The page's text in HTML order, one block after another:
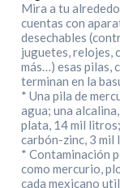
Mira a tu
cuentas con
desechables
juguetes, relojes,
más…) esas pilas,
terminan en la
* Una pila de
agua; una
plata, 14 mil
carbón-zinc, 3 mil
* Contaminación
como mercurio,
cada mexicano